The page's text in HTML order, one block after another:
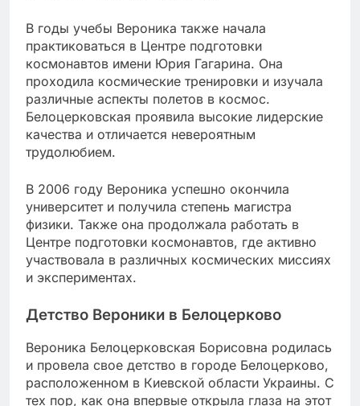
В годы учебы Вероника также начала
практиковаться в Центре подготовки
космонавтов имени Юрия Гагарина. Она
проходила космические тренировки и изучала
различные аспекты полетов в космос.
Белоцерковская проявила высокие лидерские
качества и отличается невероятным
трудолюбием.
В 2006 году Вероника успешно окончила
университет и получила степень магистра
физики. Также она продолжала работать в
Центре подготовки космонавтов, где активно
участвовала в различных космических миссиях
и экспериментах.
Детство Вероники в Белоцерково
Вероника Белоцерковская Борисовна родилась
и провела свое детство в городе Белоцерково,
расположенном в Киевской области Украины. С
тех пор, как она впервые открыла глаза на этот